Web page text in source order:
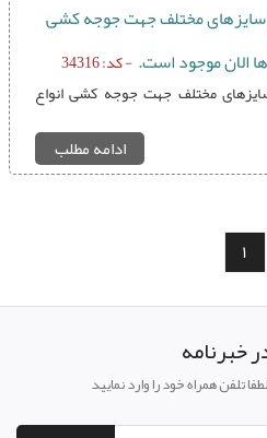
مختلف جهت جوجه کشی
الان موجود است.- کد: 34316
مختلف جهت جوجه کشی انواع
ادامه مطلب
خبرنامه
تلفن همراه خود را وارد نمایید